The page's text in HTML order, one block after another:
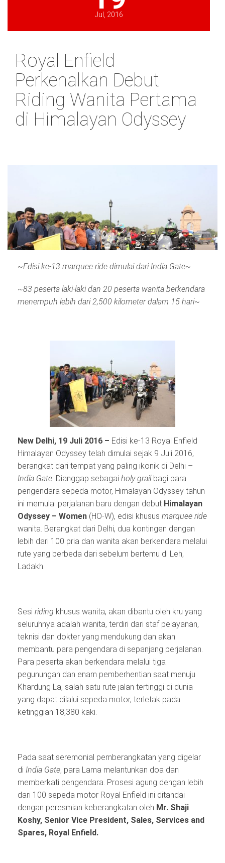
Jul, 2016
Royal Enfield
Perkenalkan Debut
Riding Wanita Pertama
di Himalayan Odyssey
~Edisi ke-13 marquee ride dimulai dari India Gate~
~83 peserta laki-laki dan 20 peserta wanita berkendara
menempuh lebih dari 2,500 kilometer dalam 15 hari~
New Delhi, 19 Juli 2016 – Edisi ke-13 Royal Enfield
Himalayan Odyssey telah dimulai sejak 9 Juli 2016,
berangkat dari tempat yang paling ikonik di Delhi –
India Gate. Dianggap sebagai holy grailbagi para
pengendara sepeda motor, Himalayan Odyssey tahun
ini memulai perjalanan baru dengan debut Himalayan
Odyssey – Women (HO-W), edisi khusus marquee ride
wanita. Berangkat dari Delhi, dua kontingen dengan
lebih dari 100 pria dan wanita akan berkendara melalui
rute yang berbeda dari sebelum bertemu di Leh,
Ladakh.
Sesi riding khusus wanita, akan dibantu oleh kru yang
seluruhnya adalah wanita, terdiri dari staf pelayanan,
teknisi dan dokter yang mendukung dan akan
membantu para pengendara di sepanjang perjalanan.
Para peserta akan berkendara melalui tiga
pegunungan dan enam pemberhentian saat menuju
Khardung La, salah satu rute jalan tertinggi di dunia
yang dapat dilalui sepeda motor, terletak pada
ketinggian 18,380 kaki.
Pada saat seremonial pemberangkatan yang digelar
di India Gate, para Lama melantunkan doa dan
memberkati pengendara. Prosesi agung dengan lebih
dari 100 sepeda motor Royal Enfield ini ditandai
dengan peresmian keberangkatan oleh Mr. Shaji
Koshy, Senior Vice President, Sales, Services and
Spares, Royal Enfield.